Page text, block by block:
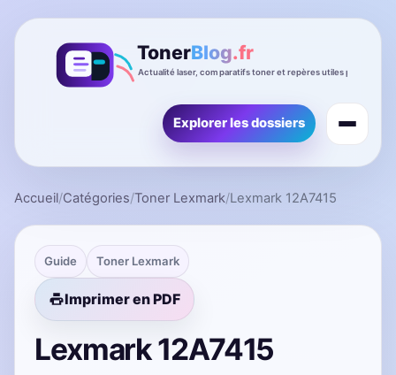
Explorer les dossiers
Accueil/Catégories/Toner Lexmark/Lexmark 12A7415
Guide Toner Lexmark
Imprimer en PDF
Lexmark 12A7415